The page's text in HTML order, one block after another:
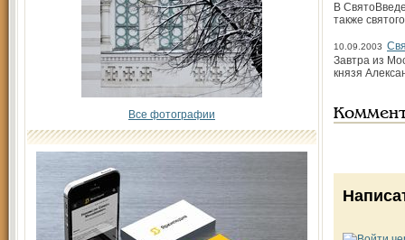
Все фотографии
В
также
10.09.2003
Завтра из
князя